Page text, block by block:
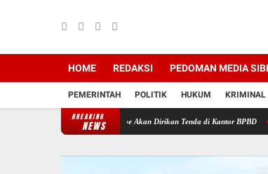
HOME REDAKSI PEDOMAN MEDIA
PEMERINTAH POLITIK HUKUM KRIMINAL
BREAKING
NEWS
Warga Kuala Ceurape Akan Dirikan Tenda di Kantor BPBD Menanti